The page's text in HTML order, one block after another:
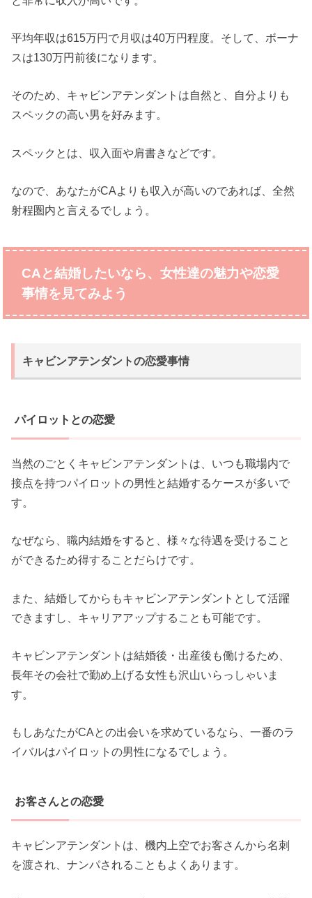
平均年収は615万円で月収は40万円程度。そして、ボーナ
スは130万円前後になります。
そのため、キャビンアテンダントは自然と、自分よりも
スペックの高い男を好みます。
スペックとは、収入面や肩書きなどです。
なので、あなたがCAよりも収入が高いのであれば、全然
射程圏内と言えるでしょう。
CAと結婚したいなら、女性達の魅力や恋愛
事情を見てみよう
キャビンアテンダントの恋愛事情
パイロットとの恋愛
当然のごとくキャビンアテンダントは、いつも職場内で
接点を持つパイロットの男性と結婚するケースが多いで
す。
なぜなら、職内結婚をすると、様々な待遇を受けること
ができるため得することだらけです。
また、結婚してからもキャビンアテンダントとして活躍
できますし、キャリアアップすることも可能です。
キャビンアテンダントは結婚後・出産後も働けるため、
長年その会社で勤め上げる女性も沢山いらっしゃいま
す。
もしあなたがCAとの出会いを求めているなら、一番のラ
イバルはパイロットの男性になるでしょう。
お客さんとの恋愛
キャビンアテンダントは、機内上空でお客さんから名刺
を渡され、ナンパされることもよくあります。